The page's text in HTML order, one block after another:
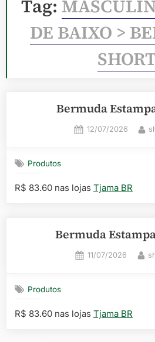
Tag:
DE BAIXO >
Bermuda
Posted
12/07/2026
Produtos
R$ 83.60 nas lojas Tjama BR
Bermuda
Posted
11/07/2026
Produtos
R$ 83.60 nas lojas Tjama BR